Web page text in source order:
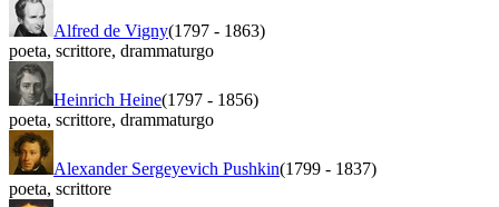
Alfred de Vigny(1797 - 1863)
poeta, scrittore, drammaturgo
Heinrich Heine(1797 - 1856)
poeta, scrittore, drammaturgo
Alexander Sergeyevich Pushkin(1799 - 1837)
poeta, scrittore